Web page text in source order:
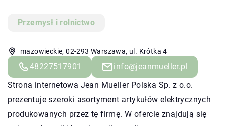
Przemysł i rolnictwo
mazowieckie, 02-293 Warszawa, ul. Krótka 4
48227517901
info@jeanmueller.pl
Strona internetowa Jean Mueller Polska Sp. z o.o.
prezentuje szeroki asortyment artykułów elektrycznych
produkowanych przez tę firmę. W ofercie znajdują się